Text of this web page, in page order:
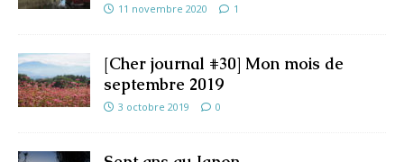
11 novembre 2020 1
[Cher journal #30] Mon mois de
septembre 2019
3 octobre 2019 0